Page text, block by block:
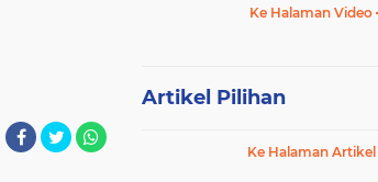
Ke Halaman Video
Artikel Pilihan
Ke Halaman Artikel